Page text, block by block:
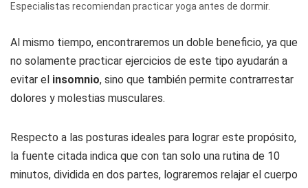
Especialistas recomiendan practicar yoga antes de dormir.
Al mismo tiempo, encontraremos un doble beneficio, ya que
no solamente practicar ejercicios de este tipo ayudarán a
evitar el insomnio, sino que también permite contrarrestar
dolores y molestias musculares.
Respecto a las posturas ideales para lograr este propósito,
la fuente citada indica que con tan solo una rutina de 10
minutos, dividida en dos partes, lograremos relajar el cuerpo